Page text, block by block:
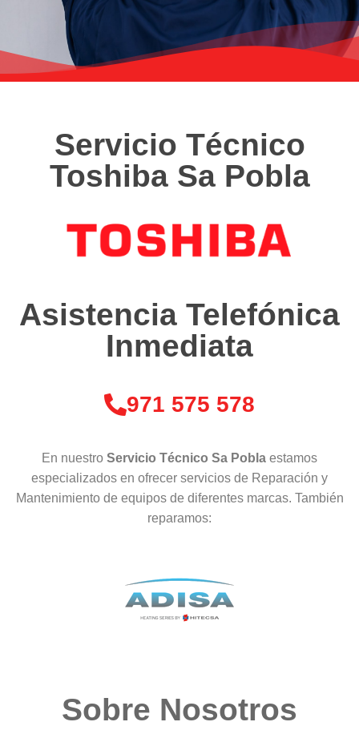
Servicio Técnico
Toshiba Sa Pobla
Asistencia Telefónica
Inmediata
971 575 578
En nuestro Servicio Técnico Sa Pobla estamos
especializados en ofrecer servicios de Reparación y
Mantenimiento de equipos de diferentes marcas. También
reparamos:
Sobre Nosotros